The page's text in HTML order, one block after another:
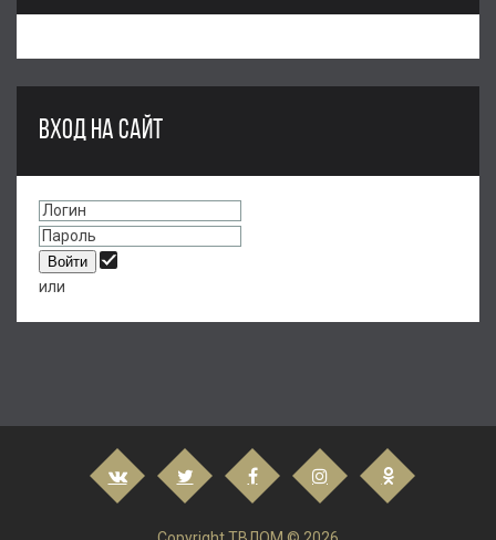
ВХОД НА САЙТ
или